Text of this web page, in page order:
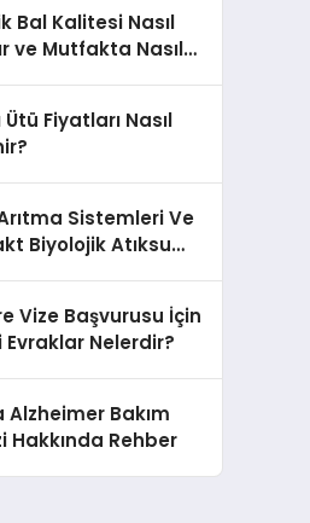
Bal Kalitesi Nasıl
ve Mutfakta Nasıl
Ütü Fiyatları Nasıl
Sistemleri Ve
Biyolojik Atıksu
Vize Başvurusu İçin
Evraklar Nelerdir?
Alzheimer Bakım
Hakkında Rehber